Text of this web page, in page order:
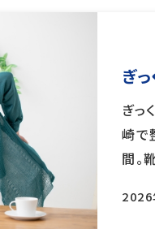
ぎ
ぎっ
崎で
間。
2026